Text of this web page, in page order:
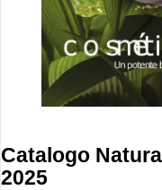
Catalogo
2025